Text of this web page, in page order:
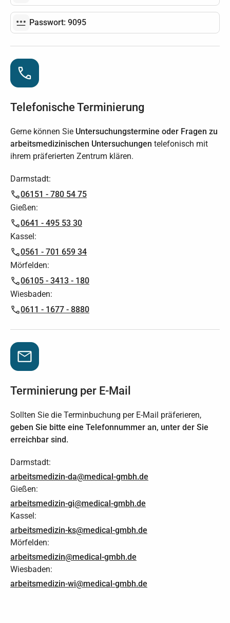
Passwort: 9095
Telefonische Terminierung
Gerne können Sie Untersuchungstermine oder Fragen zu
arbeitsmedizinischen Untersuchungen telefonisch mit
ihrem präferierten Zentrum klären.
Darmstadt:
06151 - 780 54 75
Gießen:
0641 - 495 53 30
Kassel:
0561 - 701 659 34
Mörfelden:
06105 - 3413 - 180
Wiesbaden:
0611 - 1677 - 8880
‍Terminierung per E-Mail
Sollten Sie die Terminbuchung per E-Mail präferieren,
geben Sie bitte eine Telefonnummer an, unter der Sie
erreichbar sind.
Darmstadt:
arbeitsmedizin-da@medical-gmbh.de
Gießen:
arbeitsmedizin-gi@medical-gmbh.de
Kassel:
arbeitsmedizin-ks@medical-gmbh.de
Mörfelden:
arbeitsmedizin@medical-gmbh.de
Wiesbaden:
arbeitsmedizin-wi@medical-gmbh.de